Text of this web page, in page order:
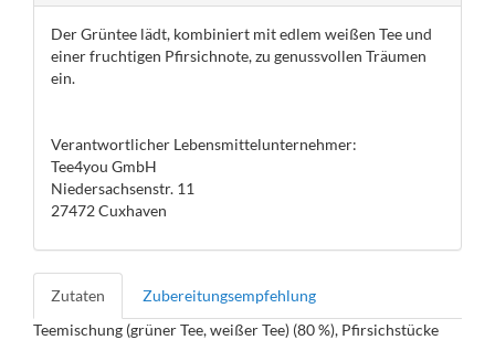
Der Grüntee lädt, kombiniert mit edlem weißen Tee und
einer fruchtigen Pfirsichnote, zu genussvollen Träumen
ein.
Verantwortlicher Lebensmittelunternehmer:
Tee4you GmbH
Niedersachsenstr. 11
27472 Cuxhaven
Zutaten
Zubereitungsempfehlung
Teemischung (grüner Tee, weißer Tee) (80 %), Pfirsichstücke